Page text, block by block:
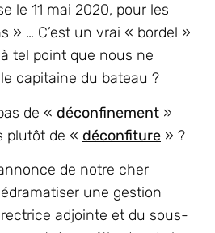
le 11 mai 2020, pour les
» … C’est un vrai « bordel »
tel point que nous ne
capitaine du bateau ?
de « déconfinement »
plutôt de « déconfiture » ?
de notre cher
une gestion
adjointe et du sous-